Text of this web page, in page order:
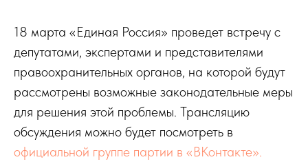
18 марта «Единая Россия» проведет встречу с
депутатами, экспертами и представителями
правоохранительных органов, на которой будут
рассмотрены возможные законодательные меры
для решения этой проблемы. Трансляцию
обсуждения можно будет посмотреть в
официальной группе партии в «ВКонтакте».